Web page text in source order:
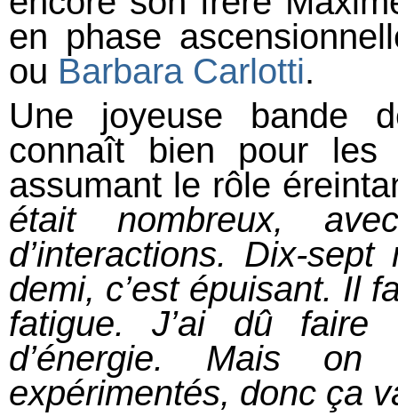
en phase
ou Barbara Carlotti.
Une joyeuse bande
connaît bien pour les
assumant le rôle
était nombreux,
d’interactions. Dix-
demi, c’est épuisant. Il
fatigue. J’ai dû faire
d’énergie. Mais
expérimentés, donc ça